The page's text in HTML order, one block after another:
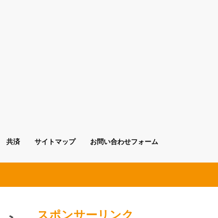
共済 サイトマップ お問い合わせフォーム
スポンサーリンク